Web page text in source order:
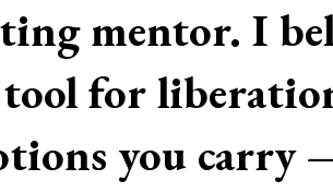
mentor. I
tool for
you carry